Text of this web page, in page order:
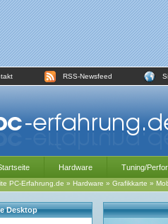
RSS-Newsfeed
Hardware Tuning/
PC-Erfahrung.de » Hardware » Grafikkarte »
Desktop